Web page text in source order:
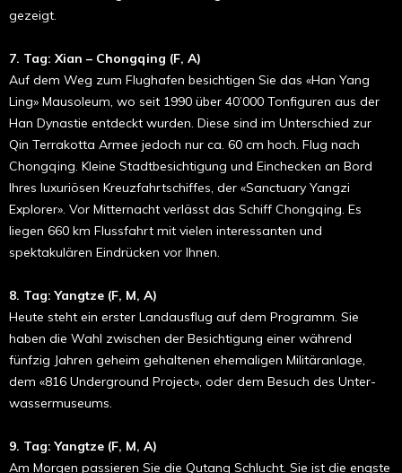
gezeigt.
7. Tag: Xian – Chongqing (F, A)
Auf dem Weg zum Flughafen besichtigen Sie das «Han Yang
Ling» Mausoleum, wo seit 1990 über 40’000 Tonfiguren aus der
Han Dynastie entdeckt wurden. Diese sind im Unter­schied zur
Qin Terrakotta Armee jedoch nur ca. 60 cm hoch. Flug nach
Chongqing. Kleine Stadtbesichtigung und Ein­checken an Bord
Ihres luxuriösen Kreuzfahrtschiffes, der «Sanctuary Yangzi
Explorer». Vor Mitternacht verlässt das Schiff Chongqing. Es
liegen 660 km Flussfahrt mit ­vielen interessanten und
spektakulären Eindrücken vor Ihnen.
8. Tag: Yangtze (F, M, A)
Heute steht ein erster Landausflug auf dem Programm. Sie
haben die Wahl zwischen der Besichtigung einer während
fünfzig Jahren geheim gehaltenen ehemaligen Militär­anlage,
dem «816 Underground Project», oder dem Besuch des Unter­
wassermuseums.
9. Tag: Yangtze (F, M, A)
Am Morgen passieren Sie die Qutang Schlucht. Sie ist die engste